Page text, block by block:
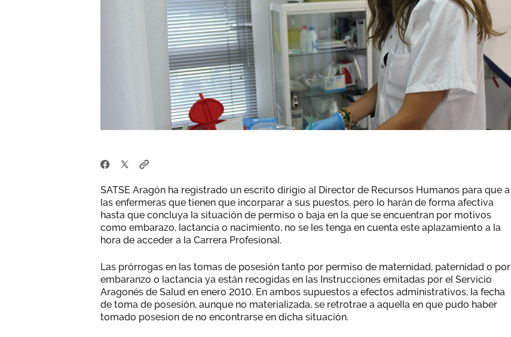
SATSE Aragón ha registrado un escrito dirigio al Director de Recursos Humanos para que a
las enfermeras que tienen que incorparar a sus puestos, pero lo harán de forma afectiva
hasta que concluya la situación de permiso o baja en la que se encuentran por motivos
como embarazo, lactancia o nacimiento, no se les tenga en cuenta este aplazamiento a la
hora de acceder a la Carrera Profesional.
Las prórrogas en las tomas de posesión tanto por permiso de maternidad, paternidad o por
embaranzo o lactancia ya están recogidas en las Instrucciones emitadas por el Servicio
Aragonés de Salud en enero 2010. En ambos supuestos a efectos administrativos, la fecha
de toma de posesión, aunque no materializada, se retrotrae a aquella en que pudo haber
tomado posesion de no encontrarse en dicha situación.